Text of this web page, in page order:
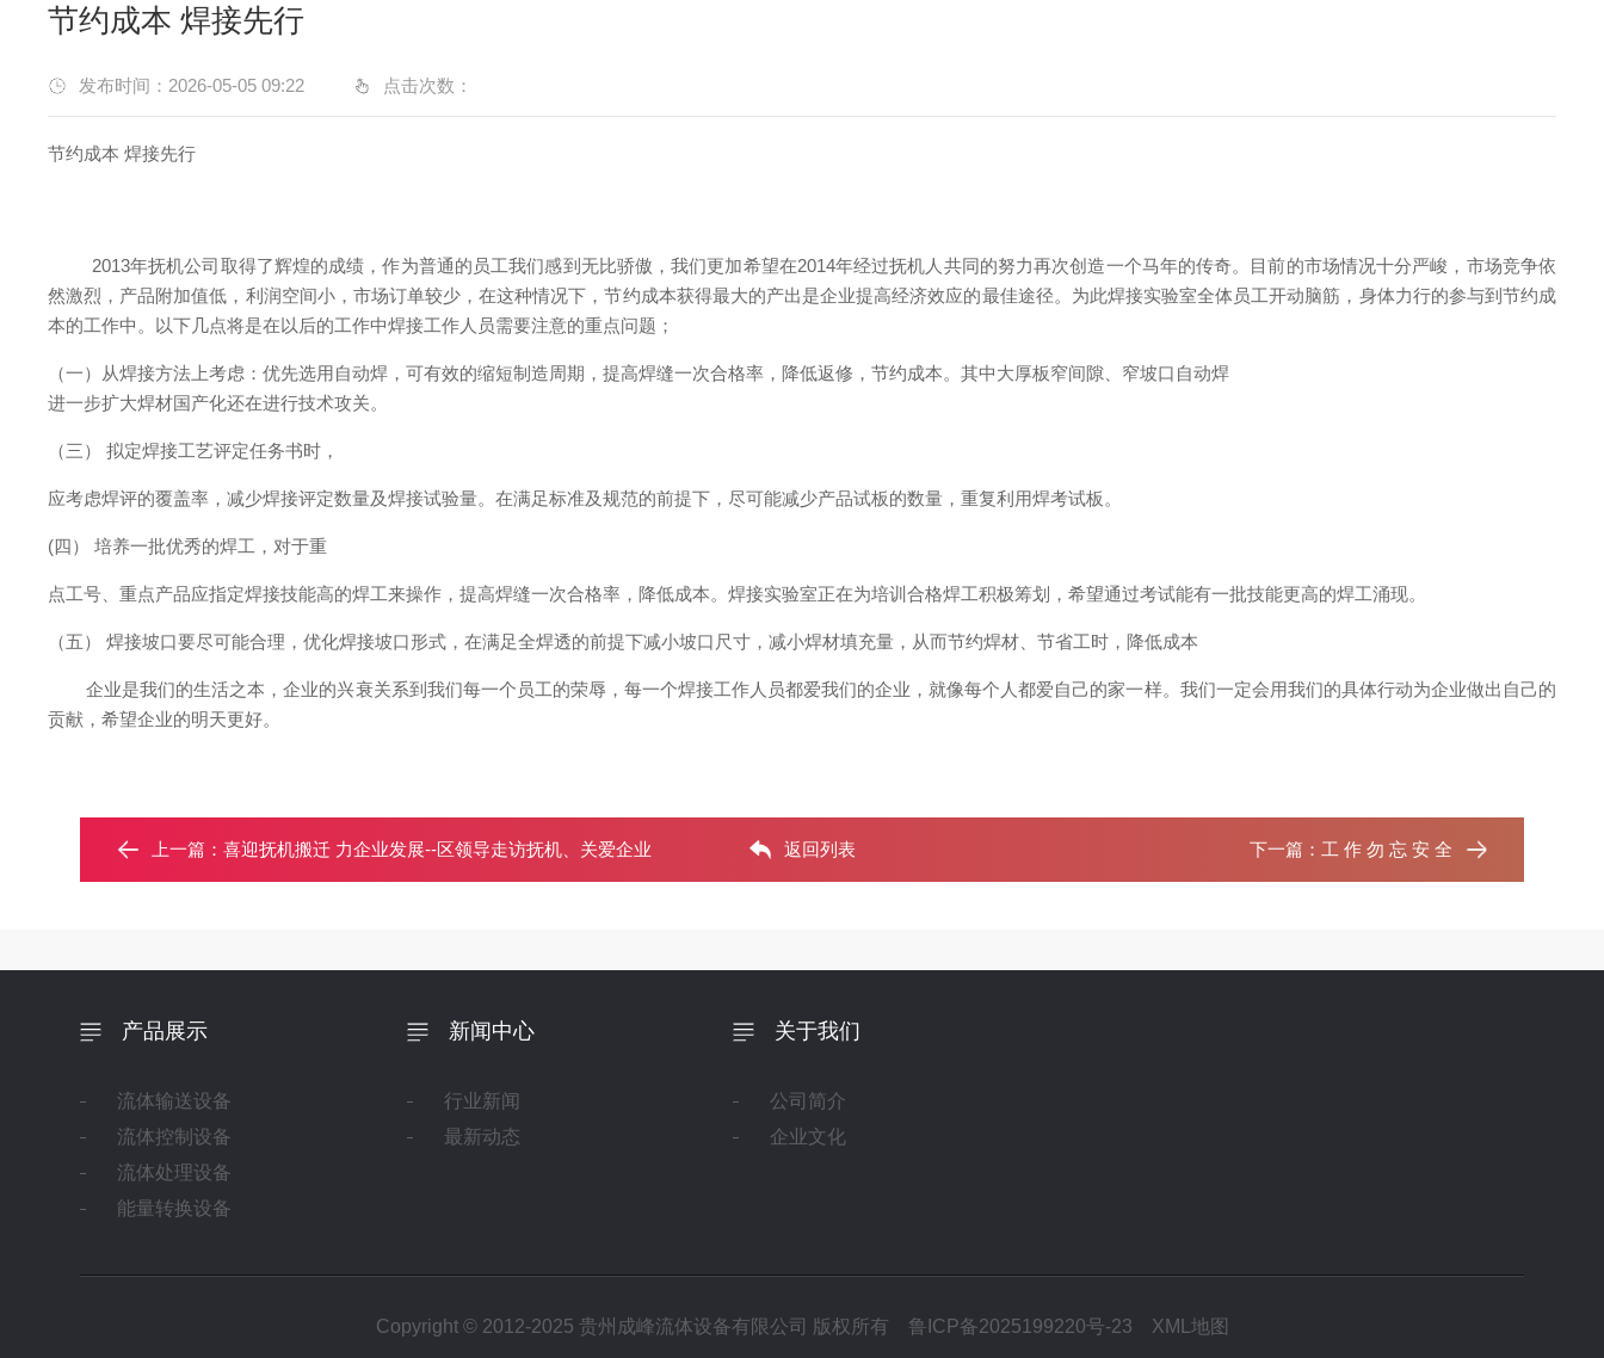
节约成本 焊接先行
发布时间：2026-05-05 09:22 点击次数：
节约成本 焊接先行
2013年抚机公司取得了辉煌的成绩，作为普通的员工我们感到无比骄傲，我们更加希望在2014年经过抚机人共同的努力再次创造一个马年的传奇。目前的市场情况十分严峻，市场竞争依
然激烈，产品附加值低，利润空间小，市场订单较少，在这种情况下，节约成本获得最大的产出是企业提高经济效应的最佳途径。为此焊接实验室全体员工开动脑筋，身体力行的参与到节约成
本的工作中。以下几点将是在以后的工作中焊接工作人员需要注意的重点问题；
（一）从焊接方法上考虑：优先选用自动焊，可有效的缩短制造周期，提高焊缝一次合格率，降低返修，节约成本。其中大厚板窄间隙、窄坡口自动焊
进一步扩大焊材国产化还在进行技术攻关。
（三） 拟定焊接工艺评定任务书时，
应考虑焊评的覆盖率，减少焊接评定数量及焊接试验量。在满足标准及规范的前提下，尽可能减少产品试板的数量，重复利用焊考试板。
(四） 培养一批优秀的焊工，对于重
点工号、重点产品应指定焊接技能高的焊工来操作，提高焊缝一次合格率，降低成本。焊接实验室正在为培训合格焊工积极筹划，希望通过考试能有一批技能更高的焊工涌现。
（五） 焊接坡口要尽可能合理，优化焊接坡口形式，在满足全焊透的前提下减小坡口尺寸，减小焊材填充量，从而节约焊材、节省工时，降低成本
企业是我们的生活之本，企业的兴衰关系到我们每一个员工的荣辱，每一个焊接工作人员都爱我们的企业，就像每个人都爱自己的家一样。我们一定会用我们的具体行动为企业做出自己的
贡献，希望企业的明天更好。
上一篇：喜迎抚机搬迁 力企业发展--区领导走访抚机、关爱企业 返回列表 下一篇： 工 作 勿 忘 安 全
产品展示
流体输送设备
流体控制设备
流体处理设备
能量转换设备
新闻中心
行业新闻
最新动态
关于我们
公司简介
企业文化
Copyright © 2012-2025 贵州成峰流体设备有限公司 版权所有 鲁ICP备2025199220号-23 XML地图